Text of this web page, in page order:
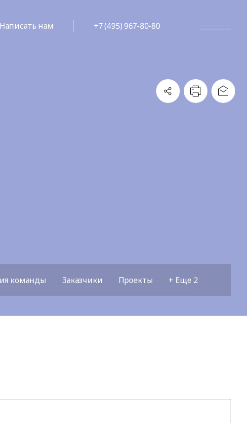
Написать нам +7 (495) 967-80-80
команды Заказчики Проекты + Еще 2